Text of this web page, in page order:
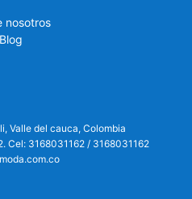
nosotros
Blog
Valle del cauca, Colombia
Cel: 3168031162/ 3168031162